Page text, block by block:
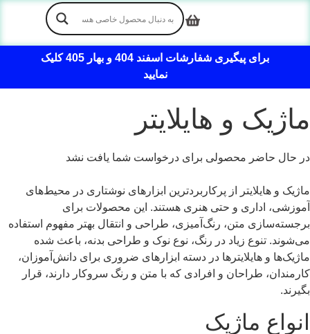
برای پیگیری شفارشات اسفند 404 و بهار 405 کلیک
نمایید
ماژیک و هایلایتر
در حال حاضر محصولی برای درخواست شما یافت نشد
ماژیک و هایلایتر از پرکاربردترین ابزارهای نوشتاری در محیط‌های
آموزشی، اداری و حتی هنری هستند. این محصولات برای
برجسته‌سازی متن، رنگ‌آمیزی، طراحی و انتقال بهتر مفهوم استفاده
می‌شوند. تنوع زیاد در رنگ، نوع نوک و طراحی بدنه، باعث شده
ماژیک‌ها و هایلایترها در دسته ابزارهای ضروری برای دانش‌آموزان،
کارمندان، طراحان و افرادی که با متن و رنگ سروکار دارند، قرار
بگیرند.
انواع ماژیک